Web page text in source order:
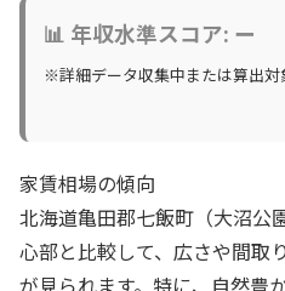
📊 年収水準スコア: ー
※詳細データ収集中または算出対
家賃相場の傾向
北海道亀田郡七飯町（大沼公
心部と比較して、広さや間取
が見られます。特に、自然豊